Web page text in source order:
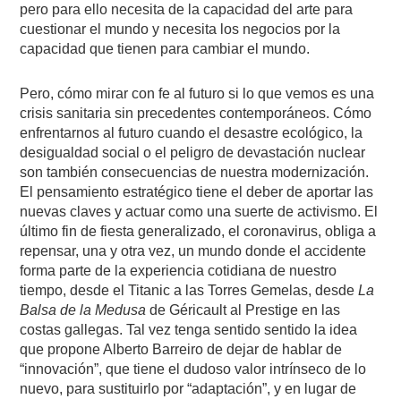
pero para ello necesita de la capacidad del arte para
cuestionar el mundo y necesita los negocios por la
capacidad que tienen para cambiar el mundo.
Pero, cómo mirar con fe al futuro si lo que vemos es una
crisis sanitaria sin precedentes contemporáneos. Cómo
enfrentarnos al futuro cuando el desastre ecológico, la
desigualdad social o el peligro de devastación nuclear
son también consecuencias de nuestra modernización.
El pensamiento estratégico tiene el deber de aportar las
nuevas claves y actuar como una suerte de activismo. El
último fin de fiesta generalizado, el coronavirus, obliga a
repensar, una y otra vez, un mundo donde el accidente
forma parte de la experiencia cotidiana de nuestro
tiempo, desde el Titanic a las Torres Gemelas, desdeLa
Balsa de la Medusa de Géricault al Prestige en las
costas gallegas. Tal vez tenga sentido sentido la idea
que propone Alberto Barreiro de dejar de hablar de
“innovación”, que tiene el dudoso valor intrínseco de lo
nuevo, para sustituirlo por “adaptación”, y en lugar de